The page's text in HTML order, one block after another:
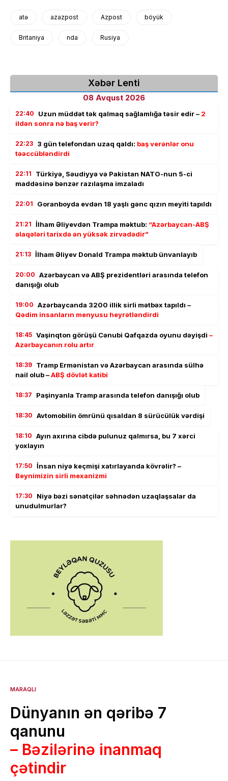
atə azazpost Azpost böyük
Britaniya nda Rusiya
Xəbər Lenti
08 Avqust 2026
22:40 Uzun müddət tək qalmaq sağlamlığa təsir edir – 2
ildən sonra nə baş verir?
22:23 3 gün telefondan uzaq qaldı: baş verənlər onu
təəccübləndirdi
22:11
Türkiyə, Səudiyyə və Pakistan NATO-nun 5-ci
maddəsinə bənzər razılaşma imzaladı
22:01 Goranboyda evdən 18 yaşlı gənc qızın meyiti tapıldı
21:21 İlham Əliyevdən Trampa məktub: “Azərbaycan-ABŞ
əlaqələri tarixdə ən yüksək zirvədədir”
21:13 İlham Əliyev Donald Trampa məktub ünvanlayıb
20:00 Azərbaycan və ABŞ prezidentləri arasında telefon
danışığı olub
19:00 Azərbaycanda 3200 illik sirli mətbəx tapıldı –
Qədim insanların menyusu heyrətləndirdi
18:45 Vaşinqton görüşü Cənubi Qafqazda oyunu dəyişdi –
Azərbaycanın rolu artır
18:39 Tramp Ermənistan və Azərbaycan arasında sülhə
nail olub –ABŞ dövlət katibi
18:37 Paşinyanla Tramp arasında telefon danışığı olub
18:30 Avtomobilin ömrünü qısaldan 8 sürücülük vərdişi
18:10 Ayın axırına cibdə pulunuz qalmırsa, bu 7 xərci
yoxlayın
17:50 İnsan niyə keçmişi xatırlayanda kövrəlir? –
Beynimizin sirli mexanizmi
17:30
Niyə bəzi sənətçilər səhnədən uzaqlaşsalar da
unudulmurlar?
MARAQLI
Dünyanın ən qəribə 7
qanunu
– Bəzilərinə inanmaq
çətindir